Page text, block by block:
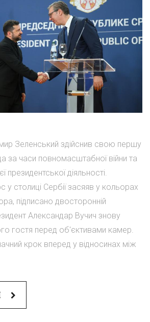
Зеленський здійснив свою першу
за часи повномасштабної війни та
президентської діяльності.
столиці Сербії засяяв у кольорах
підписано двосторонній
Александар Вучич знову
гостя перед об'єктивами камер.
крок вперед у відносинах між